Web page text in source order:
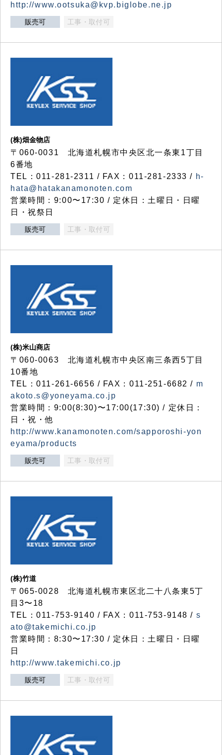
http://www.ootsuka@kvp.biglobe.ne.jp
販売可 工事・取付可
(株)畑金物店
〒060-0031 北海道札幌市中央区北一条東1丁目
6番地
TEL：011-281-2311 / FAX：011-281-2333 / h-
hata@hatakanamonoten.com
営業時間：9:00〜17:30 / 定休日：土曜日・日曜
日・祝祭日
販売可 工事・取付可
(株)米山商店
〒060-0063 北海道札幌市中央区南三条西5丁目
10番地
TEL：011-261-6656 / FAX：011-251-6682 / m
akoto.s@yoneyama.co.jp
営業時間：9:00(8:30)〜17:00(17:30) / 定休日：
日・祝・他
http://www.kanamonoten.com/sapporoshi-yon
eyama/products
販売可 工事・取付可
(株)竹道
〒065-0028 北海道札幌市東区北二十八条東5丁
目3〜18
TEL：011-753-9140 / FAX：011-753-9148 / s
ato@takemichi.co.jp
営業時間：8:30〜17:30 / 定休日：土曜日・日曜
日
http://www.takemichi.co.jp
販売可 工事・取付可